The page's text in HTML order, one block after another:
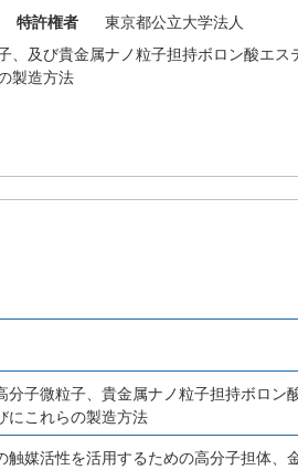
特許権者 東京都公立大学法人
、及び貴金属ナノ粒子担持ボロン酸エ
製造方法
分子微粒子、貴金属ナノ粒子担持ボロ
にこれらの製造方法
触媒活性を活用するための高分子担体、